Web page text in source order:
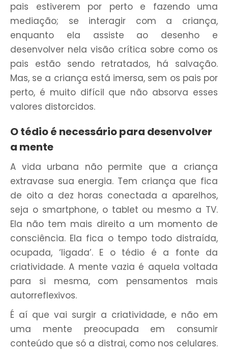
pais estiverem por perto e fazendo uma
mediação; se interagir com a criança,
enquanto ela assiste ao desenho e
desenvolver nela visão crítica sobre como os
pais estão sendo retratados, há salvação.
Mas, se a criança está imersa, sem os pais por
perto, é muito difícil que não absorva esses
valores distorcidos.
O tédio é necessário para desenvolver
a mente
A vida urbana não permite que a criança
extravase sua energia. Tem criança que fica
de oito a dez horas conectada a aparelhos,
seja o smartphone, o tablet ou mesmo a TV.
Ela não tem mais direito a um momento de
consciência. Ela fica o tempo todo distraída,
ocupada, ‘ligada’. E o tédio é a fonte da
criatividade. A mente vazia é aquela voltada
para si mesma, com pensamentos mais
autorreflexivos.
É aí que vai surgir a criatividade, e não em
uma mente preocupada em consumir
conteúdo que só a distrai, como nos celulares.